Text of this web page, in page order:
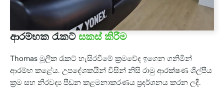
ආරම්භක රැකට් සකස් කිරීම
Thomas මූලික රැකට් හැසිරවීමේ ක්‍රමවේද ඉගෙන ගනිමින්
ආරම්භ කළේය. උපදේශකයින් විසින් නිසි රාමු ආරක්ෂණ ශිල්පීය
ක්‍රම සහ නිරවද්‍ය පීඩන කළමනාකරණය ප්‍රදර්ශනය කරන ලදී.